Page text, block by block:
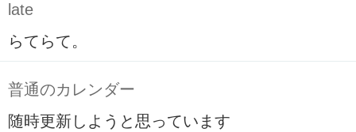
late
らてらて。
普通のカレンダー
随時更新しようと思っています